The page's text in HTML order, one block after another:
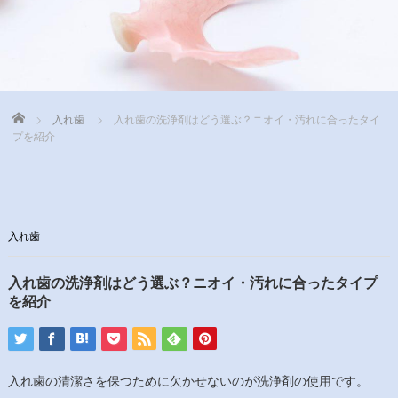
Home 入れ歯
入れ歯の洗浄剤はどう選ぶ？ニオイ・汚れに合ったタイ
プを紹介
入れ歯
入れ歯の洗浄剤はどう選ぶ？ニオイ・汚れに合ったタイプ
を紹介
入れ歯の清潔さを保つために欠かせないのが洗浄剤の使用です。